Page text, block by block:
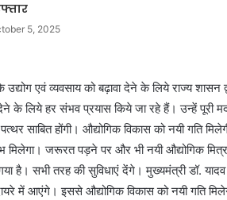
5, 2025
एवं व्यवसाय को बढ़ावा देने के लिये राज्य शासन
के लिये हर संभव प्रयास किये जा रहे हैं। उन्हें पूरी
साबित होंगी। औद्योगिक विकास को नयी गति
मिलेगा। जरूरत पड़ने पर और भी नयी औद्योगिक
गया है। सभी तरह की सुविधाएं देंगे। मुख्यमंत्री डॉ.
में आएंगे। इससे औद्योगिक विकास को नयी गति